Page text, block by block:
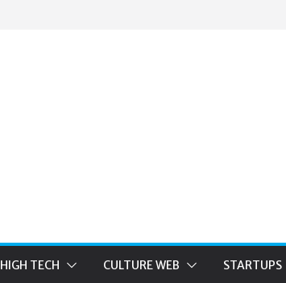
HIGH TECH CULTURE WEB STARTUPS